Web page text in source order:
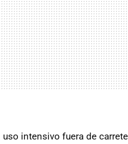
intensivo fuera de